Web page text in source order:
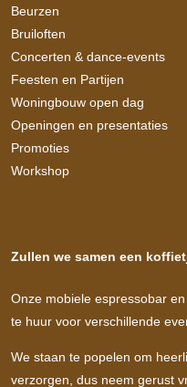
Beurzen
Bruiloften
Concerten & dance-events
Feesten en Partijen
Woningbouw open dag
Openingen en presentaties
Promoties
Workshop
Zullen we samen een
Onze mobiele espressobar
te huur voor verschillende
We staan te popelen om
verzorgen, dus neem gerust